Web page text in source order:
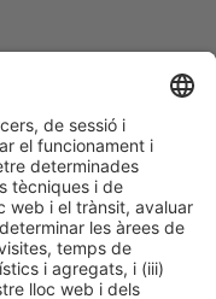
TALENT
amb